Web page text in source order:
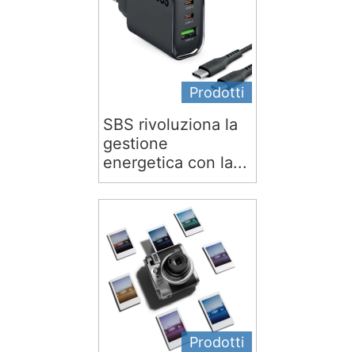
Prodotti
SBS rivoluziona la
gestione
energetica con la...
Prodotti